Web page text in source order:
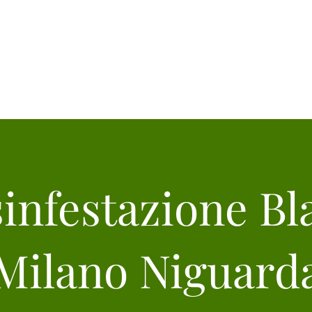
Milano Tel:3342096771